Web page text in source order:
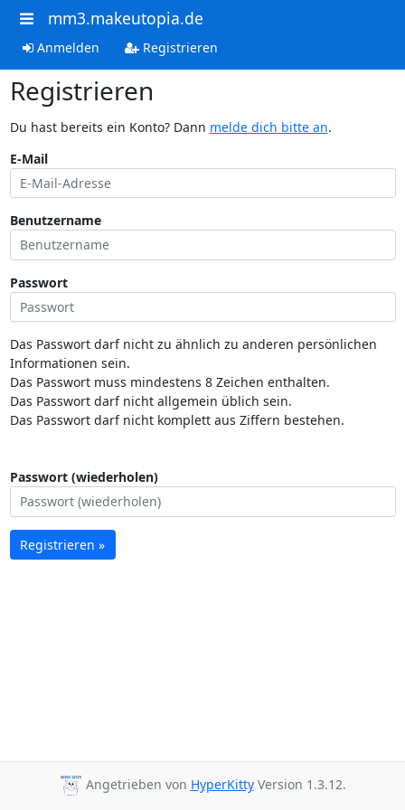
mm3.makeutopia.de
Anmelden Registrieren
Registrieren
Du hast bereits ein Konto? Dann melde dich bitte an.
E-Mail
Benutzername
Passwort
Das Passwort darf nicht zu ähnlich zu anderen persönlichen
Informationen sein.
Das Passwort muss mindestens 8 Zeichen enthalten.
Das Passwort darf nicht allgemein üblich sein.
Das Passwort darf nicht komplett aus Ziffern bestehen.
Passwort (wiederholen)
Registrieren »
Angetrieben von HyperKittyVersion 1.3.12.